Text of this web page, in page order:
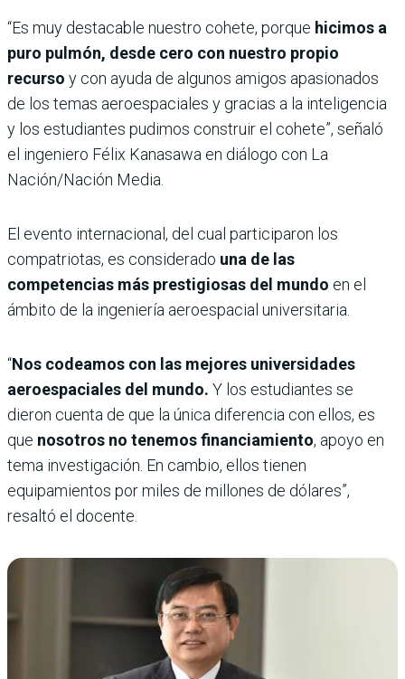
“Es muy destacable nuestro cohete, porque hicimos a
puro pulmón, desde cero con nuestro propio
recurso y con ayuda de algunos amigos apasionados
de los temas aeroespaciales y gracias a la inteligencia
y los estudiantes pudimos construir el cohete”, señaló
el ingeniero Félix Kanasawa en diálogo con La
Nación/Nación Media.
El evento internacional, del cual participaron los
compatriotas, es considerado una de las
competencias más prestigiosas del mundo en el
ámbito de la ingeniería aeroespacial universitaria.
“Nos codeamos con las mejores universidades
aeroespaciales del mundo. Y los estudiantes se
dieron cuenta de que la única diferencia con ellos, es
que nosotros no tenemos financiamiento, apoyo en
tema investigación. En cambio, ellos tienen
equipamientos por miles de millones de dólares”,
resaltó el docente.